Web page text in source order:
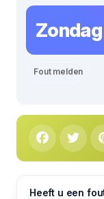
Zondag
Fout melden
Heeft u een